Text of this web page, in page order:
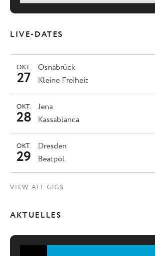
LIVE-DATES
Osnabrück
OKT.
27 Kleine Freiheit
Jena
OKT.
28 Kassablanca
Dresden
OKT.
29 Beatpol
VIEW ALL GIGS
AKTUELLES